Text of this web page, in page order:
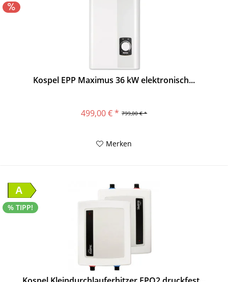
Kospel EPP Maximus 36 kW elektronisch...
799,00 € *
499,00 € *
Merken
A
% TIPP!